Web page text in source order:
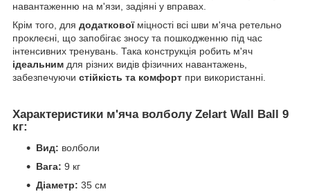
навантаженню на м'язи, задіяні у вправах.
Крім того, для додатковоїміцності всі шви м'яча ретельно
проклеєні, що запобігає зносу та пошкодженню під час
інтенсивних тренувань. Така конструкція робить м'яч
ідеальним для різних видів фізичних навантажень,
забезпечуючи стійкість та комфорт при використанні.
Характеристики м'яча волболу Zelart Wall Ball 9
кг:
Вид: волболи
Вага: 9 кг
Діаметр: 35 см